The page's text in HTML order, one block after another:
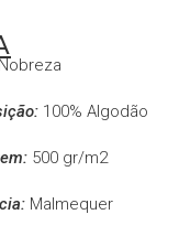
100% Algodão
500 gr/m2
Malmequer